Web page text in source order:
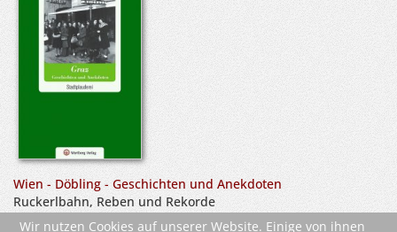
Wien - Döbling - Geschichten und Anekdoten
Ruckerlbahn, Reben und Rekorde
Wir nutzen Cookies auf unserer Website. Einige von ihnen